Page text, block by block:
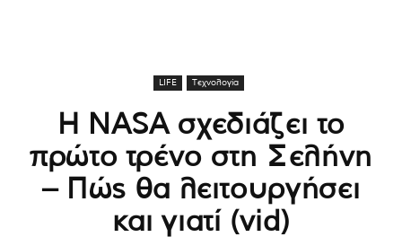
LIFE Τεχνολογία
Η NASA σχεδιάζει το
πρώτο τρένο στη Σελήνη
– Πώς θα λειτουργήσει
και γιατί (vid)